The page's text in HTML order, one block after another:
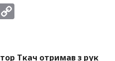
Ткач отримав з рук